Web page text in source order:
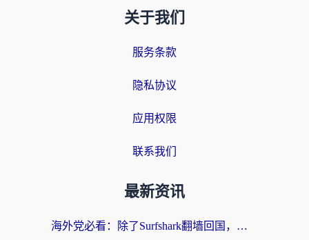
关于我们
服务条款
隐私协议
应用权限
联系我们
最新资讯
海外党必看：除了Surfshark翻墙回国，这些加速器选择技巧你真的懂吗？